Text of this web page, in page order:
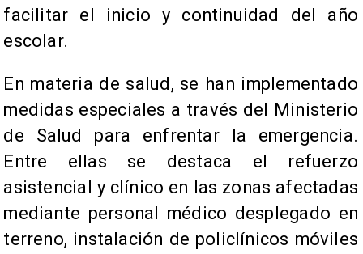
facilitar el inicio y continuidad del año
escolar.
En materia de salud, se han implementado
medidas especiales a través del Ministerio
de Salud para enfrentar la emergencia.
Entre ellas se destaca el refuerzo
asistencial y clínico en las zonas afectadas
mediante personal médico desplegado en
terreno, instalación de policlínicos móviles